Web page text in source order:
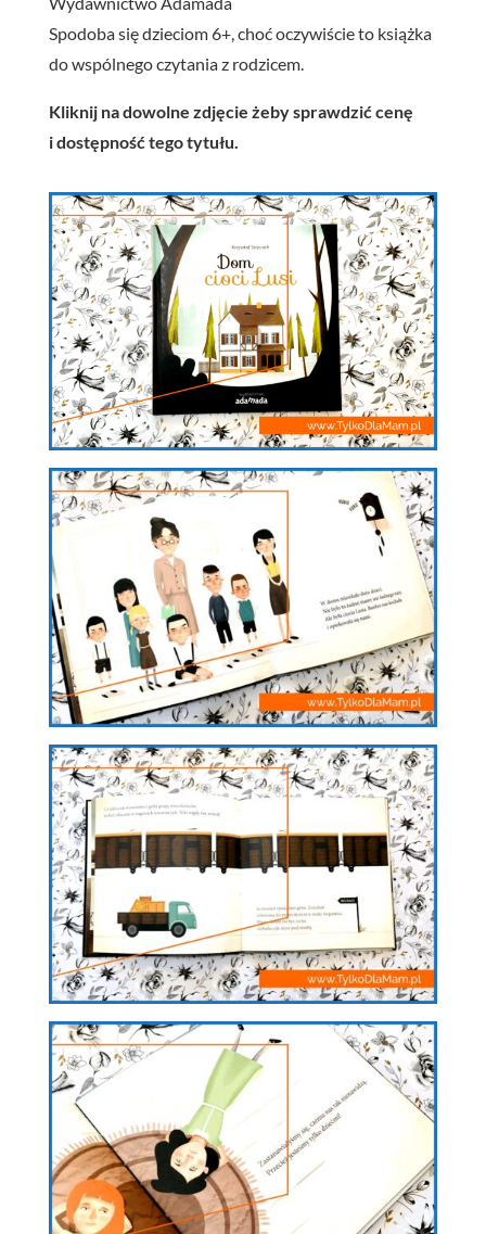
Spodoba się dzieciom 6+, choć oczywiście to książka
do wspólnego czytania z rodzicem.
Kliknij na dowolne zdjęcie żeby sprawdzić cenę
i dostępność tego tytułu.